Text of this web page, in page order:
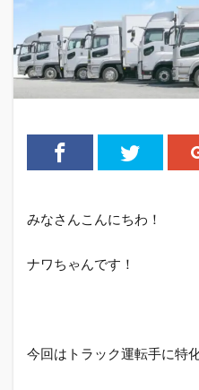
みなさんこんにちわ！
ナワちゃんです！
今回はトラック運転手に特